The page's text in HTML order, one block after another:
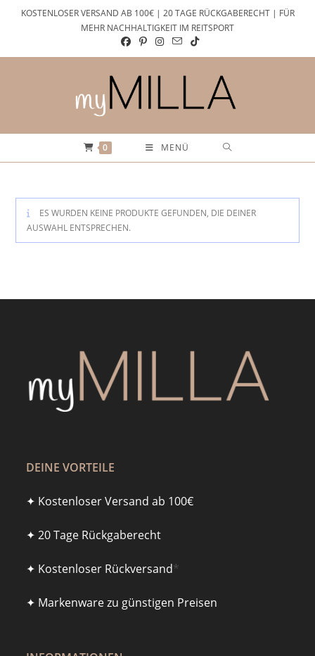
KOSTENLOSER VERSAND AB 100€ | 20 TAGE RÜCKGABERECHT | FÜR
MEHR NACHHALTIGKEIT IM REITSPORT
0 MENÜ
ES WURDEN KEINE PRODUKTE GEFUNDEN, DIE DEINER
AUSWAHL ENTSPRECHEN.
DEINE VORTEILE
✦ Kostenloser Versand ab 100€
✦ 20 Tage Rückgaberecht
✦ Kostenloser Rückversand*
✦ Markenware zu günstigen Preisen